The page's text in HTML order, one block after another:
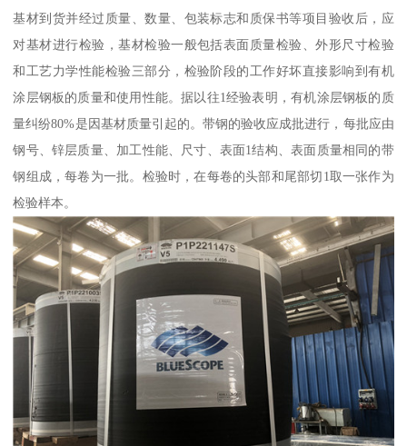
基材到货并经过质量、数量、包装标志和质保书等项目验收后，应
对基材进行检验，基材检验一般包括表面质量检验、外形尺寸检验
和工艺力学性能检验三部分，检验阶段的工作好坏直接影响到有机
涂层钢板的质量和使用性能。据以往1经验表明，有机涂层钢板的质
量纠纷80%是因基材质量引起的。带钢的验收应成批进行，每批应由
钢号、锌层质量、加工性能、尺寸、表面1结构、表面质量相同的带
钢组成，每卷为一批。检验时，在每卷的头部和尾部切1取一张作为
检验样本。